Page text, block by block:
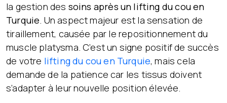
la gestion des soins après un lifting du cou en
Turquie. Un aspect majeur est la sensation de
tiraillement, causée par le repositionnement du
muscle platysma. C’est un signe positif de succès
de votre lifting du cou en Turquie, mais cela
demande de la patience car les tissus doivent
s’adapter à leur nouvelle position élevée.